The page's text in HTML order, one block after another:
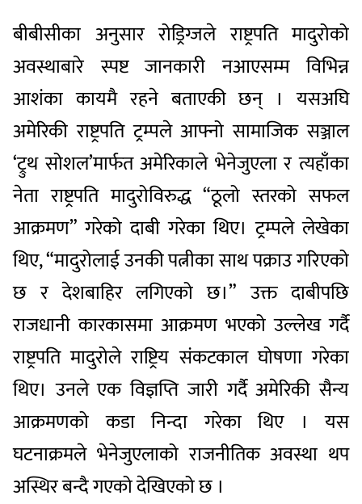
बीबीसीका अनुसार रोड्रिग्जले राष्ट्रपति मादुरोको
अवस्थाबारे स्पष्ट जानकारी नआएसम्म विभिन्न
आशंका कायमै रहने बताएकी छन् । यसअघि
अमेरिकी राष्ट्रपति ट्रम्पले आफ्नो सामाजिक सञ्जाल
‘ट्रुथ सोशल’मार्फत अमेरिकाले भेनेजुएला र त्यहाँका
नेता राष्ट्रपति मादुरोविरुद्ध “ठूलो स्तरको सफल
आक्रमण” गरेको दाबी गरेका थिए। ट्रम्पले लेखेका
थिए, “मादुरोलाई उनकी पत्नीका साथ पक्राउ गरिएको
छ र देशबाहिर लगिएको छ।” उक्त दाबीपछि
राजधानी कारकासमा आक्रमण भएको उल्लेख गर्दै
राष्ट्रपति मादुरोले राष्ट्रिय संकटकाल घोषणा गरेका
थिए। उनले एक विज्ञप्ति जारी गर्दै अमेरिकी सैन्य
आक्रमणको कडा निन्दा गरेका थिए । यस
घटनाक्रमले भेनेजुएलाको राजनीतिक अवस्था थप
अस्थिर बन्दै गएको देखिएको छ ।